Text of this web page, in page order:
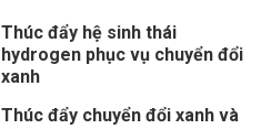
Thúc đẩy hệ sinh thái
hydrogen phục vụ chuyển đổi
xanh
Thúc đẩy chuyển đổi xanh và